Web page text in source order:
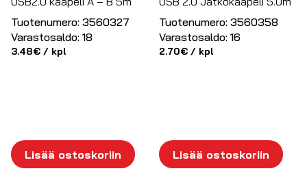
Tuotenumero: 3560327
Varastosaldo: 18
3.48€ / kpl
Lisää ostoskoriin
Tuotenumero: 3560358
Varastosaldo: 16
2.70€ / kpl
Lisää ostoskoriin